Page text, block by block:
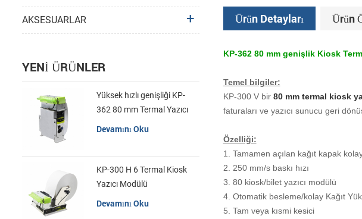
Ürün Detayları Ürün
KP-362 80 mm genişlik Kiosk
Temel bilgiler:
KP-300 V bir80 mm termal kiosk
faturaları ve yazıcı sunucu geri
Özelliği:
1. Tamamen açılan kağıt kapak
2. 250 mm/s baskı hızı
3. 80 kiosk/bilet yazıcı modülü
4. Otomatik besleme/kolay Kağıt
5. Tam veya kısmi kesici
AKSESUARLAR
YENI ÜRÜNLER
Yüksek hızlı genişliği KP-
362 80 mm Termal Yazıcı
Kiosk
Devamını Oku
KP-300 H 6 Termal Kiosk
Yazıcı Modülü
Devamını Oku